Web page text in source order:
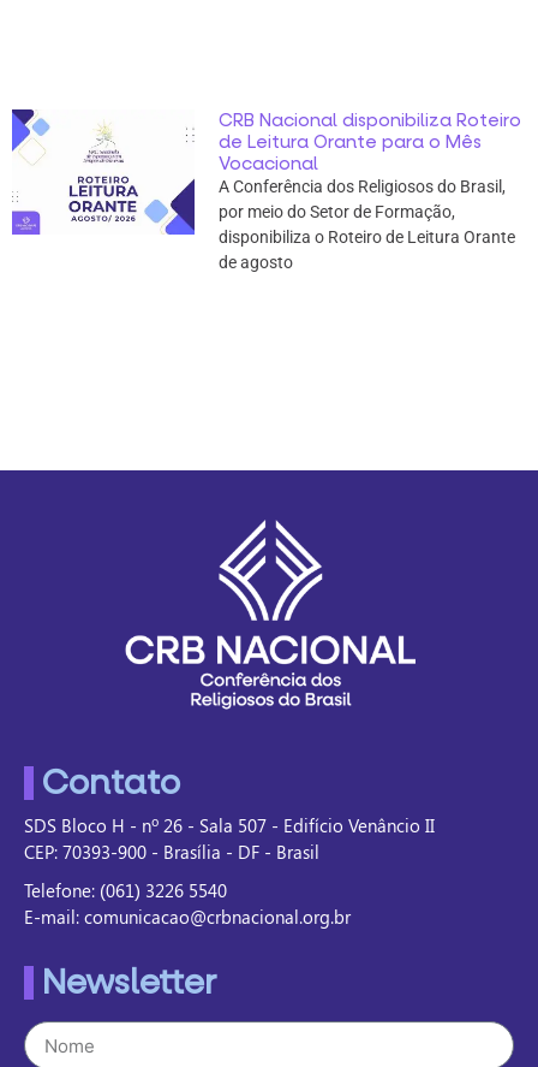
CRB Nacional disponibiliza Roteiro
de Leitura Orante para o Mês
Vocacional
A Conferência dos Religiosos do Brasil,
por meio do Setor de Formação,
disponibiliza o Roteiro de Leitura Orante
de agosto
Contato
SDS Bloco H - nº 26 - Sala 507 - Edifício Venâncio II
CEP: 70393-900 - Brasília - DF - Brasil
Telefone: (061) 3226 5540
E-mail: comunicacao@crbnacional.org.br
Newsletter